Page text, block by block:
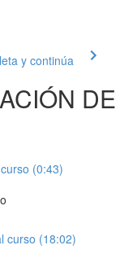
y continúa
(0:43)
curso (18:02)